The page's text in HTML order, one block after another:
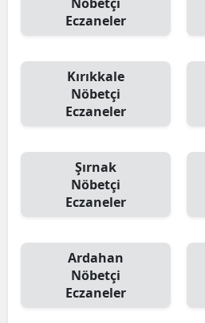
Eczaneler
Kırıkkale
Nöbetçi
Eczaneler
Şırnak
Nöbetçi
Eczaneler
Ardahan
Nöbetçi
Eczaneler